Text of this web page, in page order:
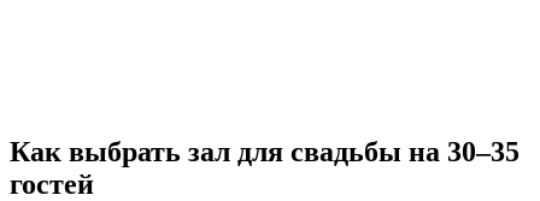
Как выбрать зал для свадьбы на 30–35
гостей